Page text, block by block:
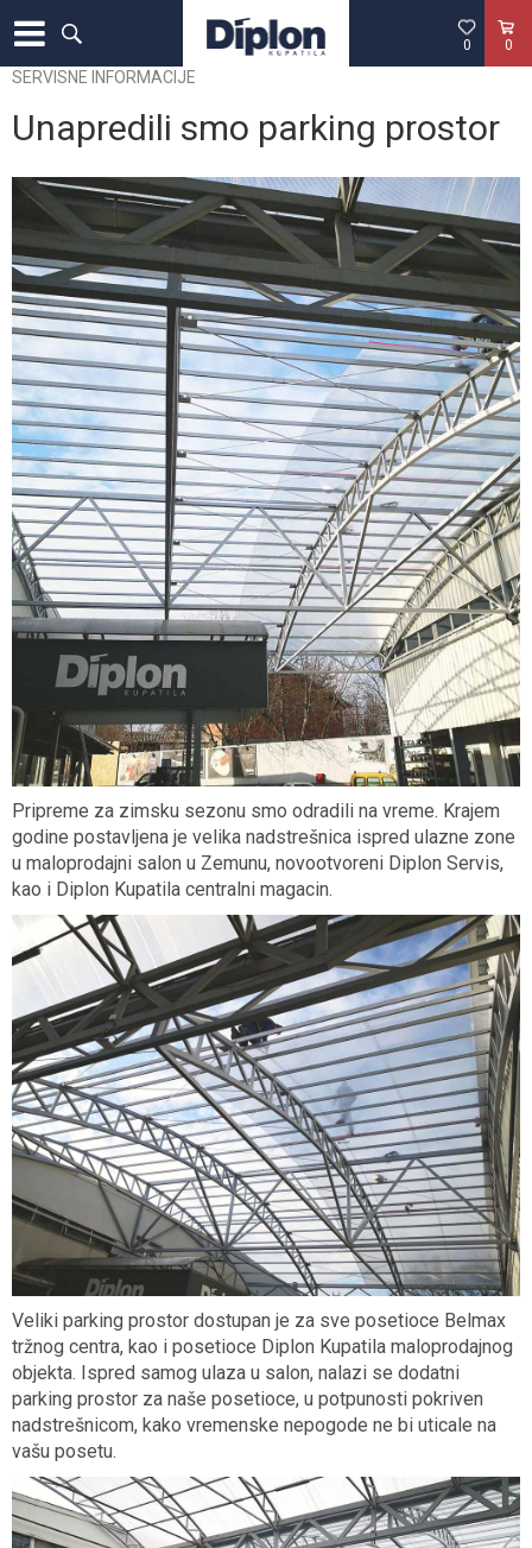
0
0
SERVISNE INFORMACIJE
Unapredili smo parking prostor
Pripreme za zimsku sezonu smo odradili na vreme. Krajem
godine postavljena je velika nadstrešnica ispred ulazne zone
u maloprodajni salon u Zemunu, novootvoreni Diplon Servis,
kao i Diplon Kupatila centralni magacin.
Veliki parking prostor dostupan je za sve posetioce Belmax
tržnog centra, kao i posetioce Diplon Kupatila maloprodajnog
objekta. Ispred samog ulaza u salon, nalazi se dodatni
parking prostor za naše posetioce, u potpunosti pokriven
nadstrešnicom, kako vremenske nepogode ne bi uticale na
vašu posetu.